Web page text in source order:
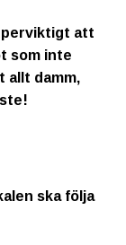
att
som inte
allt damm,
ska följa